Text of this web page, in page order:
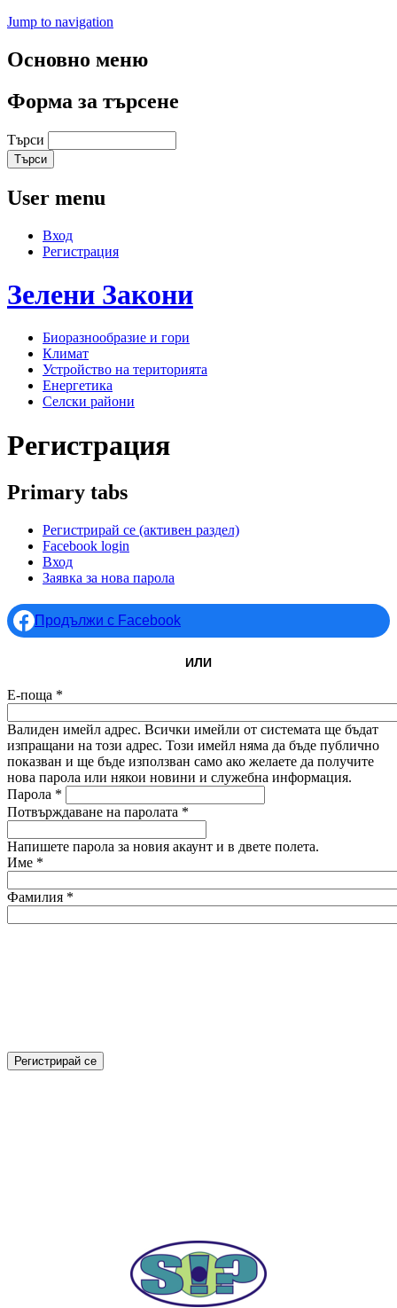
Jump to navigation
Основно меню
Форма за търсене
Търси
User menu
Вход
Регистрация
Зелени Закони
Биоразнообразие и гори
Климат
Устройство на територията
Енергетика
Селски райони
Регистрация
Primary tabs
Регистрирай се (активен раздел)
Facebook login
Вход
Заявка за нова парола
Продължи с Facebook
ИЛИ
Е-поща *
Валиден имейл адрес. Всички имейли от системата ще бъдат
изпращани на този адрес. Този имейл няма да бъде публично
показван и ще бъде използван само ако желаете да получите
нова парола или някои новини и служебна информация.
Парола *
Потвърждаване на паролата *
Напишете парола за новия акаунт и в двете полета.
Име *
Фамилия *